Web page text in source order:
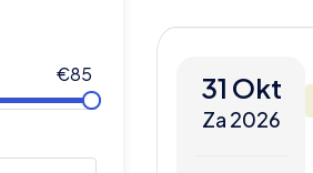
€85 31 Okt
Za 2026